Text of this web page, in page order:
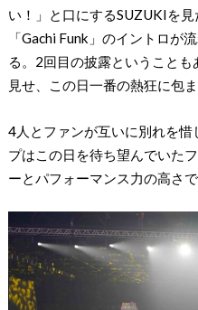
い！」と口にするSUZUKIを
「Gachi Funk」のイントロが
る。2回目の披露ということ
見せ、この日一番の熱狂に包ま
4人とファンが互いに別れを
プはこの日を待ち望んでいた
ーとパフォーマンス力の高さ